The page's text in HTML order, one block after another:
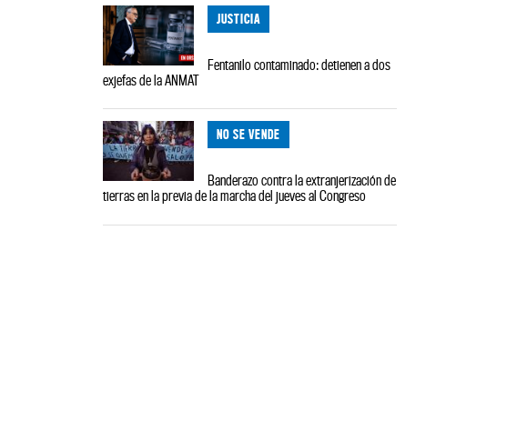
JUSTICIA
Fentanilo contaminado: detienen a dos
exjefas de la ANMAT
NO SE VENDE
Banderazo contra la extranjerización de
tierras en la previa de la marcha del jueves al Congreso